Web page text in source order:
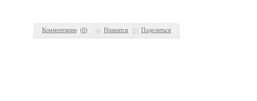
Комментарии (0) Нравится Поделиться